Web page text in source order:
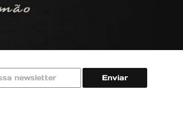
Enviar